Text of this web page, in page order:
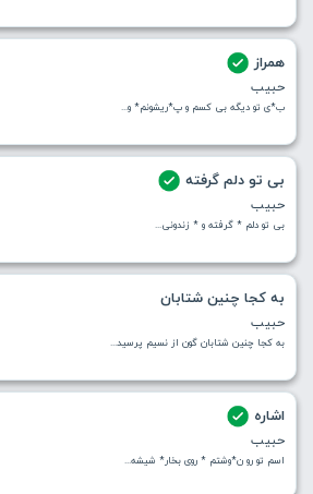
همراز
حبیب
ب*ی تو دیگه بی کسم و پ*ریشونم* و...
بی تو دلم گرفته
حبیب
بی تو دلم * گرفته و * زندونی...
به کجا چنین شتابان
حبیب
به کجا چنین شتابان گون از نسیم پرسید...
اشاره
حبیب
اسم تو رو ن*وشتم * روی بخار* شیشه...